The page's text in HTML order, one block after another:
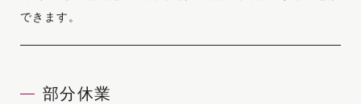
できます。
部分休業